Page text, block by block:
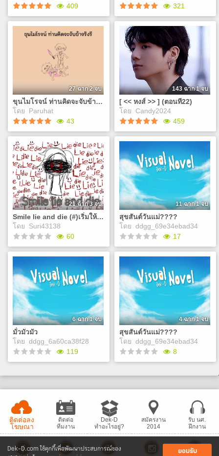
Dek-D.com ใช้คุกกี้เพื่อพัฒนาประสบการณ์ของ
ยอมรับ
409
คุณที่กำลังว่างงานอยู่ก็
เจอกับใบรับสมัครคนทำความ
สะอาดร้านบาร์แห่งหนึ่ง คุณ
จึงตัดสินใจสมัครไปและเมื่อ
เข้ามาทำงานก็ได้เจอกับเรื่อง
แปลกๆ…
Play
321
( Day 2 ) the grand
ringmaster's playhouse
หลังจากที่คุณได้ขอพักพิง
อาศัยที่คณะละครสัตว์แห่งนี้
คุณก็ได้ไปพบเจอเหตุการณ์
หลายอย่างสารพัดจนแทบจะ
ไม่ใช่โรงละครทั่วไป...
Play
ขุนไมโรจน์ ท่านคิดจะจับข้าจริงรึ
โดย
Paruhat
27 ฉาก 2 จบ
43
ขุนไมโรจน์ ท่านคิดจะจับข้า
จริงรึ
ขนาดท่านหมื่นแห่ง
พระนครยังจับข้ามิได้ ท่านที่
เป็นแค่ท่านขุน ริอาจมาจับข้า
อย่างบุ่มบ่ามถึงเพียงนี้ เห็นแล้ว
น่าเวทนาหนา
Play
[ << หงส์ >> ] (ตอนที22)
โดย
Candy2024
143 ฉาก 1 จบ
459
JK X YOU ● ลิงค์กลุ่ม
ด้านล่างค่ะ
https://www.facebook.com/
Smile lie and die (#)เริ่มให้เทส
โดย
Suri43138
21 ฉาก 3 จบ
60
เทส
ไม่รู้ ไม่บอก อธิบายไม่ได้
สุขสันต์วันแม่????
โดย ddgg_69e34ebad34
11 ฉาก 1 จบ
17
ไม่บอก
Play
มั่วมัวมัว
โดย ddgg_6a60ca38f28
6 ฉาก 1 จบ
119
มั่วมัวมัว
เจอ ผู้บ่าวผู้สาวและจีบพวกเขา
แบบไร้เหตุผล อยากลองทำเกม
อวดเพื่อน
Play
สุขสันต์วันแม่????
โดย ddgg_69e34ebad34
4 ฉาก 1 จบ
8
สุขสันต์วันแม่????
ติดต่อลง
โฆษณา
ติดต่อ
ทีมงาน
Dek-D
ทำอะไรอยู่?
สมัครงาน
2014
รับ นศ.
ฝึกงาน